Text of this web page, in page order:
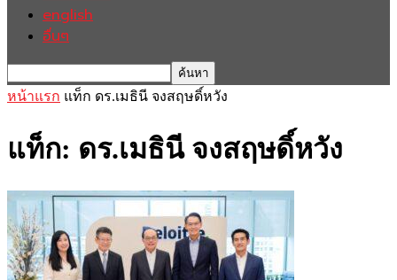
english
อื่นๆ
หน้าแรก แท็ก ดร.เมธินี จงสฤษดิ์หวัง
แท็ก: ดร.เมธินี จงสฤษดิ์หวัง